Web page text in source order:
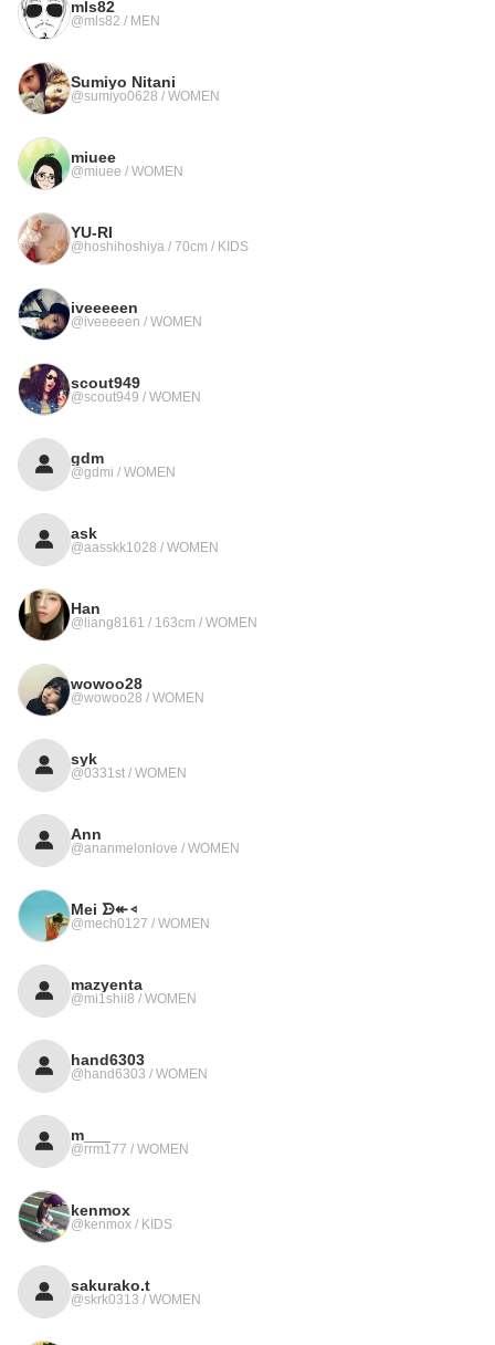
mls82
@mls82 / MEN
Sumiyo Nitani
@sumiyo0628 / WOMEN
miuee
@miuee / WOMEN
YU-RI
@hoshihoshiya / 70cm / KIDS
iveeeeen
@iveeeeen / WOMEN
scout949
@scout949 / WOMEN
gdm
@gdmi / WOMEN
ask
@aasskk1028 / WOMEN
Han
@liang8161 / 163cm / WOMEN
wowoo28
@wowoo28 / WOMEN
syk
@0331st / WOMEN
Ann
@ananmelonlove / WOMEN
Mei ᗦ↞◃
@mech0127 / WOMEN
mazyenta
@mi1shii8 / WOMEN
hand6303
@hand6303 / WOMEN
m___
@rrm177 / WOMEN
kenmox
@kenmox / KIDS
sakurako.t
@skrk0313 / WOMEN